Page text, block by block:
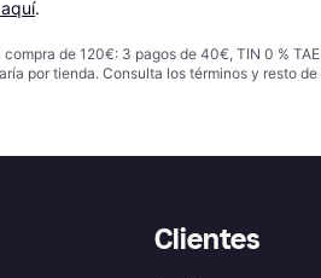
.
de 120€: 3 pagos de 40€, TIN 0 %
por tienda. Consulta los términos y resto
Clientes